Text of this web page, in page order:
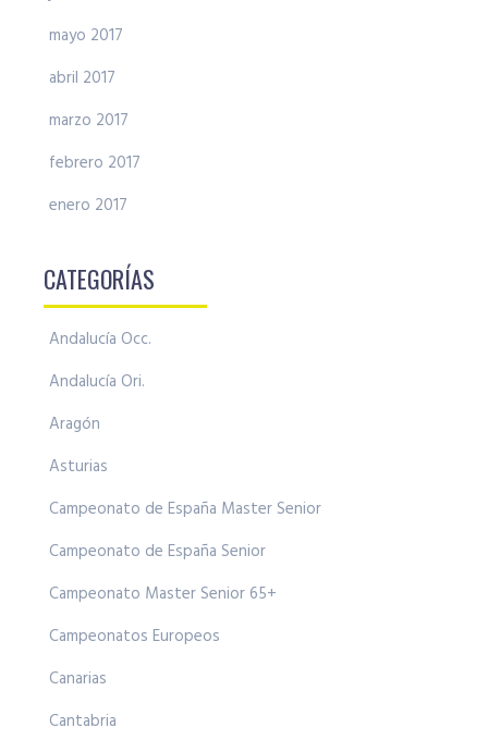
mayo 2017
abril 2017
marzo 2017
febrero 2017
enero 2017
CATEGORÍAS
Andalucía Occ.
Andalucía Ori.
Aragón
Asturias
Campeonato de España Master Senior
Campeonato de España Senior
Campeonato Master Senior 65+
Campeonatos Europeos
Canarias
Cantabria